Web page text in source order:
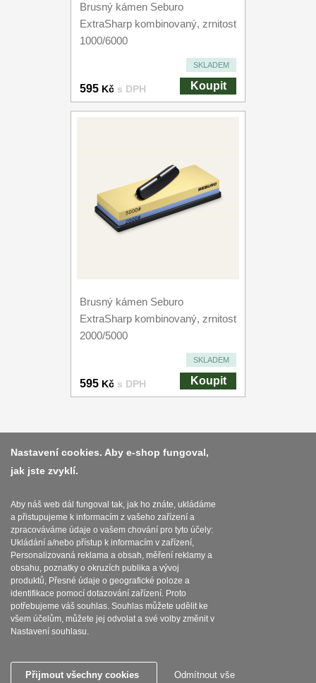
Brusný kámen Seburo
ExtraSharp kombinovaný, zrnitost
1000/6000
SKLADEM
595 Kč s DPH Koupit
Brusný kámen Seburo
ExtraSharp kombinovaný, zrnitost
2000/5000
SKLADEM
595 Kč s DPH Koupit
Platba a dodávka
Obchodní podmínky
Zasady zpracovani osobnich udaju
Reklamační řád
O nožích
Nastavení cookies. Aby e-shop fungoval,
jak jste zvyklí.
Aby náš web dál fungoval tak, jak ho znáte, ukládáme
a přistupujeme k informacím z vašeho zařízení a
zpracováváme údaje o vašem chování pro tyto účely:
Ukládání a/nebo přístup k informacím v zařízení,
Personalizovaná reklama a obsah, měření reklamy a
obsahu, poznatky o okruzích publika a vývoj
produktů, Přesné údaje o geografické poloze a
identifikace pomocí dotazování zařízení. Proto
potřebujeme váš souhlas. Souhlas můžete udělit ke
všem účelům, můžete jej odvolat a své volby změnit v
Nastavení souhlasu.
Přijmout všechny cookies Odmítnout vše